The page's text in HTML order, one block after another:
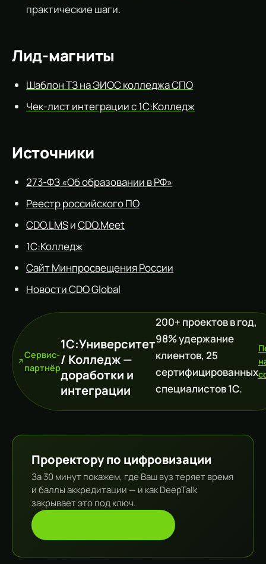
практические шаги.
Лид-магниты
Шаблон ТЗ на ЭИОС колледжа СПО
Чек-лист интеграции с 1С:Колледж
Источники
273-ФЗ «Об образовании в РФ»
Реестр российского ПО
CDO.LMSиCDO.Meet
1С:Колледж
Сайт Минпросвещения России
Новости CDO Global
Сервис-
партнёр
1С:Университет
/ Колледж —
доработки и
интеграции
200+ проектов в год,
98% удержание
клиентов, 25
сертифицированных
специалистов 1С.
Проректору по цифровизации
За 30 минут покажем, где Ваш вуз теряет время
и баллы аккредитации — и как DeepTalk
закрывает это под ключ.